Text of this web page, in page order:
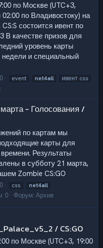
по Москве (UTC+3,
по Владивостоку) на
состоится ивент по
В качестве призов для
уровень карты
недели и специальный
event net4all ивент css
- Голосования /
по картам мы
карты для
Результаты
в субботу 21 марта,
Zombie CS:GO
css
net4all
0 Форум: Архив
/ CS:GO
по Москве (UTC+3, 19:00